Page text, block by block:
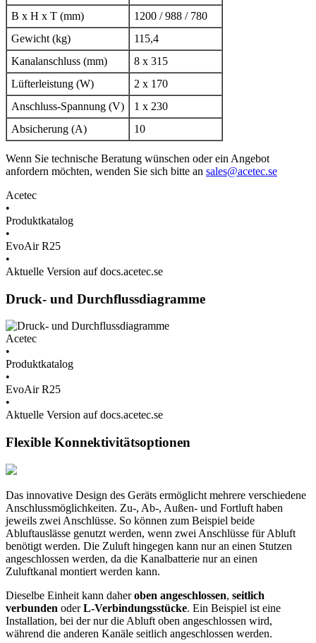
B x H x T (mm)
1200 / 988 / 780
Gewicht (kg)
115,4
Kanalanschluss (mm)
8 x 315
Lüfterleistung (W)
2 x 170
Anschluss-Spannung (V)
1 x 230
Absicherung (A)
10
Wenn Sie technische Beratung wünschen oder ein Angebot
anfordern möchten, wenden Sie sich bitte an sales@acetec.se
Acetec
•
Produktkatalog
•
EvoAir R25
•
Aktuelle Version auf docs.acetec.se
Druck- und Durchflussdiagramme
Acetec
•
Produktkatalog
•
EvoAir R25
•
Aktuelle Version auf docs.acetec.se
Flexible Konnektivitätsoptionen
Das innovative Design des Geräts ermöglicht mehrere verschiedene
Anschlussmöglichkeiten. Zu-, Ab-, Außen- und Fortluft haben
jeweils zwei Anschlüsse. So können zum Beispiel beide
Abluftauslässe genutzt werden, wenn zwei Anschlüsse für Abluft
benötigt werden. Die Zuluft hingegen kann nur an einen Stutzen
angeschlossen werden, da die Kanalbatterie nur an einen
Zuluftkanal montiert werden kann.
Dieselbe Einheit kann daheroben angeschlossen, seitlich
verbunden oderL-Verbindungsstücke. Ein Beispiel ist eine
Installation, bei der nur die Abluft oben angeschlossen wird,
während die anderen Kanäle seitlich angeschlossen werden.